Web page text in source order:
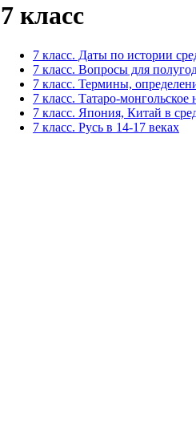
7 класс
7 класс. Даты по истории
7 класс. Вопросы для
7 класс. Термины,
7 класс. Татаро-
7 класс. Япония, Китай в
7 класс. Русь в 14-17 веках